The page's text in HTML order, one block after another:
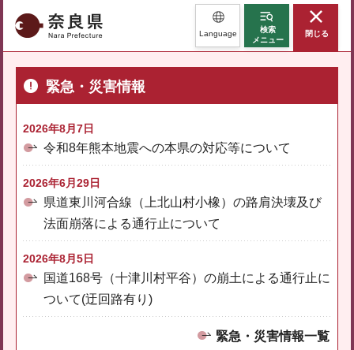
奈良県 Language
検索
メニュー
閉じる
緊急・災害情報
2026年8月7日
令和8年熊本地震への本県の対応等について
2026年6月29日
県道東川河合線（上北山村小橡）の路肩決壊及び
法面崩落による通行止について
2026年8月5日
国道168号（十津川村平谷）の崩土による通行止に
ついて(迂回路有り)
緊急・災害情報一覧